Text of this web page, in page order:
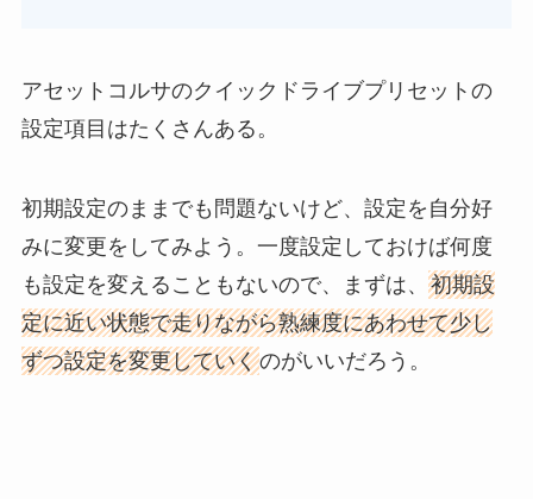
アセットコルサのクイックドライブプリセットの
設定項目はたくさんある。
初期設定のままでも問題ないけど、設定を自分好
みに変更をしてみよう。一度設定しておけば何度
も設定を変えることもないので、まずは、 初期設
定に近い状態で走りながら熟練度にあわせて少し
ずつ設定を変更していくのがいいだろう。